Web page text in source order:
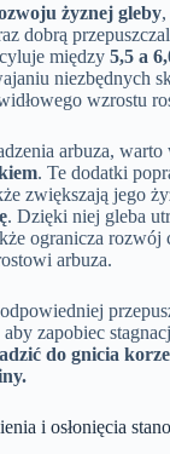
żyznej gleby
dobrą
między 5,5 a
niezbędnych
wzrostu
arbuza,
. Te dodatki
zwiększają jego
. Dzięki niej gleba
ogranicza rozwój
arbuza.
zapobiec
do gnicia
i osłonięcia